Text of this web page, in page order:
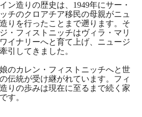
ン造りの歴史は、1949年にサー・
チのクロアチア移民の母親がニュ
りを行ったことまで遡ります。そ
・フィストニッチはヴィラ・マリ
イナリーへと育て上げ、ニュージ
引してきました。
のカレン・フィストニッチへと世
伝統が受け継がれています。フィ
りの歩みは現在に至るまで続く家
す。